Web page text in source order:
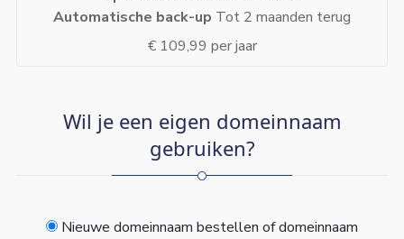
Automatische back-up Tot 2 maanden terug
€ 109,99 per jaar
Wil je een eigen domeinnaam
gebruiken?
Nieuwe domeinnaam bestellen of domeinnaam